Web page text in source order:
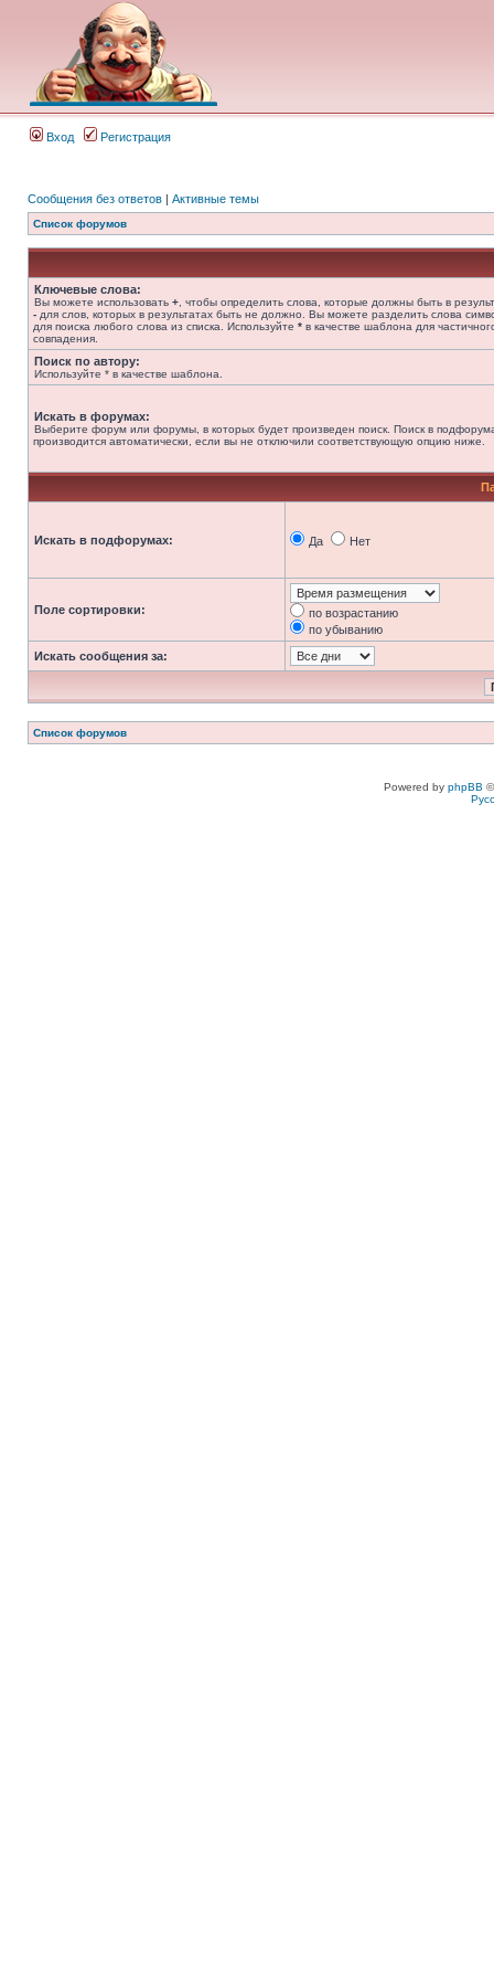
Вход Регистрация
Сообщения без ответов | Активные темы
Список форумов
Ключевые слова:
Вы можете использовать + , чтобы определить слова, которые должны быть в
- для слов, которых в результатах быть не должно. Вы можете разделить слова
для поиска любого слова из списка. Используйте * в качестве шаблона для
совпадения.
Поиск по автору:
Используйте * в качестве шаблона.
Искать в форумах:
Выберите форум или форумы, в которых будет произведен поиск. Поиск в
производится автоматически, если вы не отключили соответствующую опцию ниже.
Искать в подфорумах: Да Нет
Поле сортировки:
по возрастанию
по убыванию
Искать сообщения за:
Список форумов
Powered by phpBB